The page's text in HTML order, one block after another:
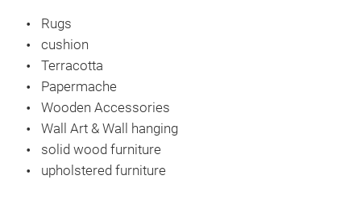
Rugs
cushion
Terracotta
Papermache
Wooden Accessories
Wall Art & Wall hanging
solid wood furniture
upholstered furniture